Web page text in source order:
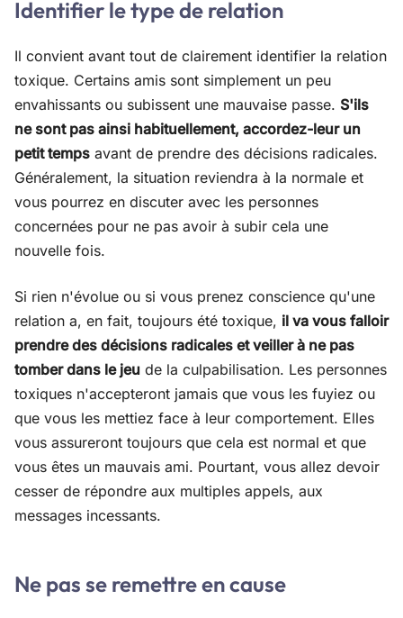
Identifier le type de relation
Il convient avant tout de clairement identifier la relation
toxique. Certains amis sont simplement un peu
envahissants ou subissent une mauvaise passe. S'ils
ne sont pas ainsi habituellement, accordez-leur un
petit temps avant de prendre des décisions radicales.
Généralement, la situation reviendra à la normale et
vous pourrez en discuter avec les personnes
concernées pour ne pas avoir à subir cela une
nouvelle fois.
Si rien n'évolue ou si vous prenez conscience qu'une
relation a, en fait, toujours été toxique, il va vous falloir
prendre des décisions radicales et veiller à ne pas
tomber dans le jeu de la culpabilisation. Les personnes
toxiques n'accepteront jamais que vous les fuyiez ou
que vous les mettiez face à leur comportement. Elles
vous assureront toujours que cela est normal et que
vous êtes un mauvais ami. Pourtant, vous allez devoir
cesser de répondre aux multiples appels, aux
messages incessants.
Ne pas se remettre en cause